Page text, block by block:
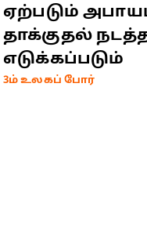
ஏற்படும்
தாக்குதல்
எடுக்கப்படும்
3ம் உலகப் போர்